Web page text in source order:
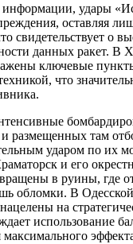
удары
оставляя
свидетельствует о
данных ракет. В
ключевые
что
размещенных там
ударом по их
и его
в руины, где
обломки. В
на
использование